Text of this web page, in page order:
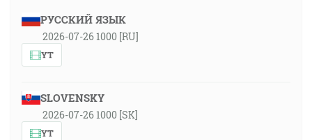
РУССКИЙ ЯЗЫК
2026-07-26 1000 [RU]
YT
SLOVENSKY
2026-07-26 1000 [SK]
YT